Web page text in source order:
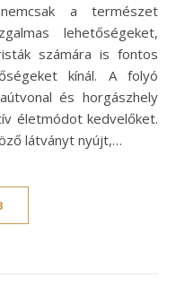
a természet
lehetőségeket,
számára is fontos
kínál. A folyó
és horgászhely
életmódot kedvelőket.
látványt nyújt,…